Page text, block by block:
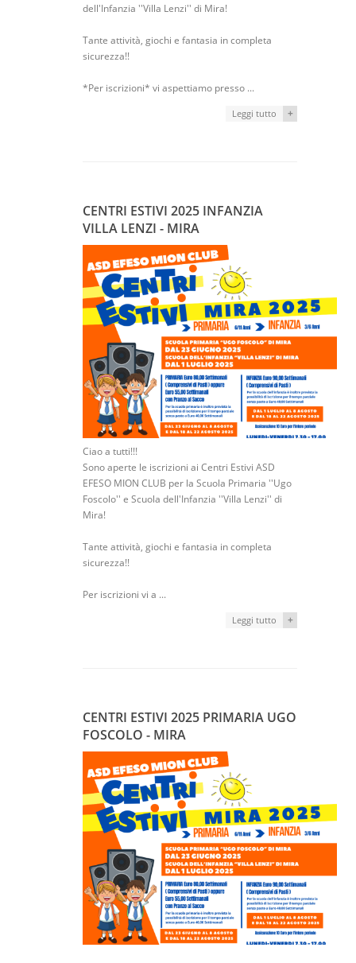
dell'Infanzia ''Villa Lenzi'' di Mira!
Tante attività, giochi e fantasia in completa
sicurezza!!
*Per iscrizioni* vi aspettiamo presso ...
Leggi tutto +
CENTRI ESTIVI 2025 INFANZIA
VILLA LENZI - MIRA
Ciao a tutti!!!
Sono aperte le iscrizioni ai Centri Estivi ASD
EFESO MION CLUB per la Scuola Primaria ''Ugo
Foscolo'' e Scuola dell'Infanzia ''Villa Lenzi'' di
Mira!
Tante attività, giochi e fantasia in completa
sicurezza!!
Per iscrizioni vi a ...
Leggi tutto +
CENTRI ESTIVI 2025 PRIMARIA UGO
FOSCOLO - MIRA